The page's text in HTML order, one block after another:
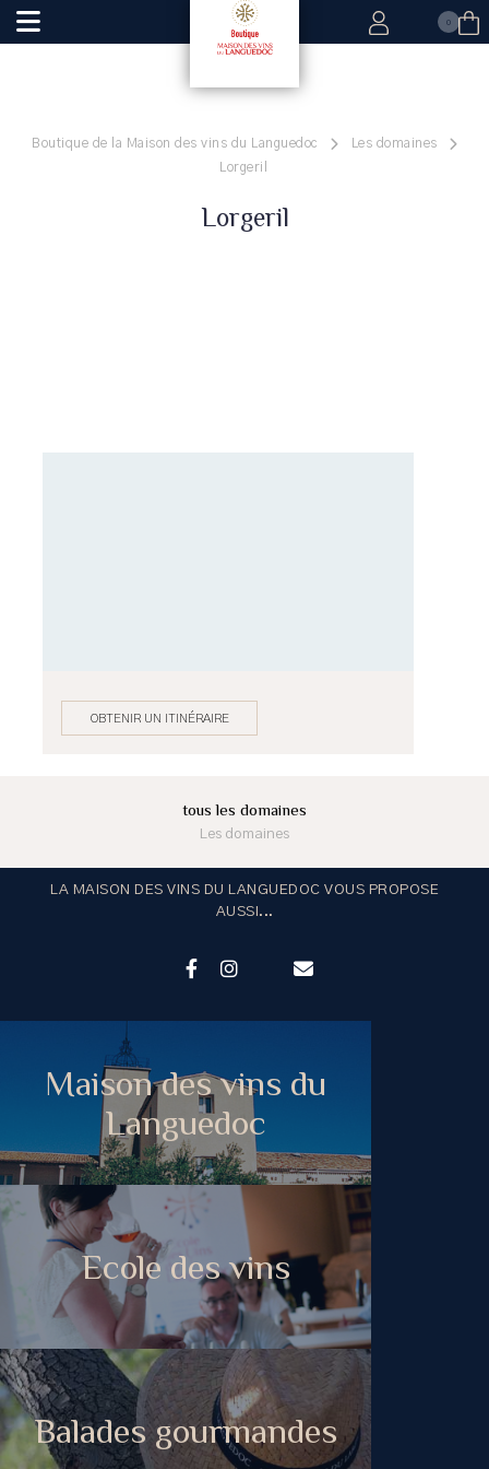
0
Boutique de la Maison des vins du Languedoc
Les domaines
Lorgeril
Lorgeril
OBTENIR UN ITINÉRAIRE
tous les domaines
Les domaines
LA MAISON DES VINS DU LANGUEDOC VOUS PROPOSE
AUSSI...
Maison des vins du
Languedoc
Ecole des vins
Balades gourmandes